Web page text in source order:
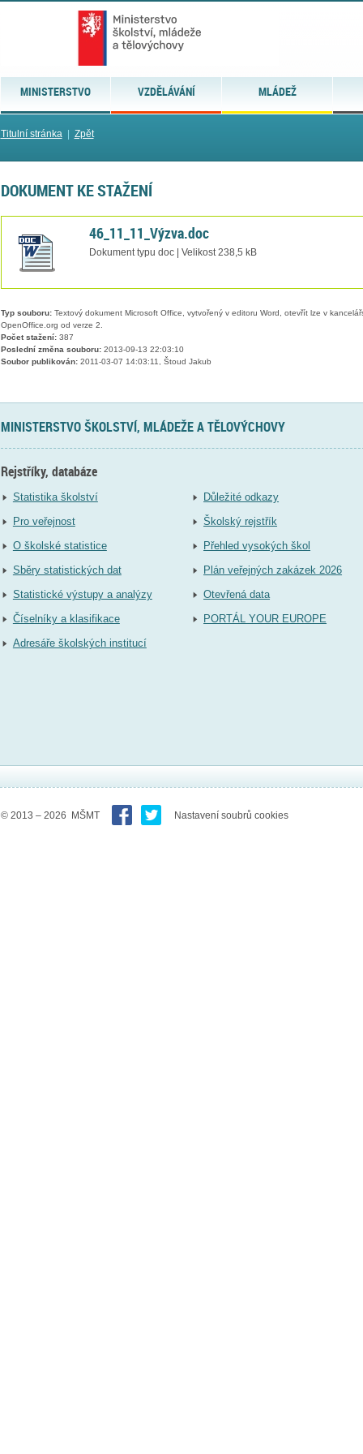
MINISTERSTVO VZDĚLÁVÁNÍ MLÁDEŽ
Titulní stránka| Zpět
DOKUMENT KE STAŽENÍ
46_11_11_Výzva.doc
Dokument typu doc | Velikost 238,5 kB
Typ souboru:Textový dokument Microsoft Office, vytvořený v editoru Word, otevřít lze v
OpenOffice.org od verze 2.
Počet stažení:387
Poslední změna souboru:2013-09-13 22:03:10
Soubor publikován:2011-03-07 14:03:11, Štoud Jakub
MINISTERSTVO ŠKOLSTVÍ, MLÁDEŽE A TĚLOVÝCHOVY
Rejstříky, databáze
Statistika školství
Pro veřejnost
O školské statistice
Sběry statistických dat
Statistické výstupy a analýzy
Číselníky a klasifikace
Adresáře školských institucí
Důležité odkazy
Školský rejstřík
Přehled vysokých škol
Plán veřejných zakázek 2026
Otevřená data
PORTÁL YOUR EUROPE
© 2013 – 2026 MŠMT Nastavení soubrů cookies